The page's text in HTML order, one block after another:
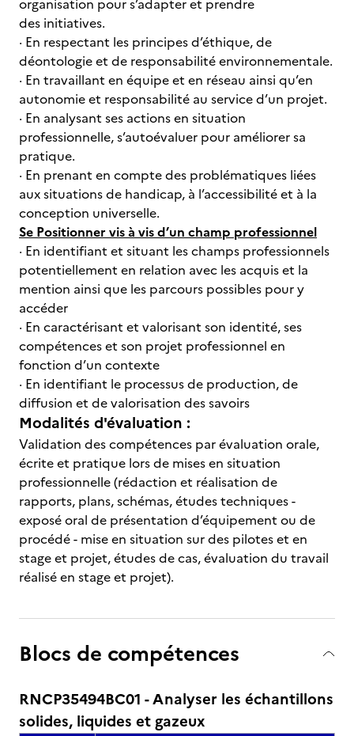
organisation pour s’adapter et prendre
des initiatives.
· En respectant les principes d’éthique, de
déontologie et de responsabilité environnementale.
· En travaillant en équipe et en réseau ainsi qu’en
autonomie et responsabilité au service d’un projet.
· En analysant ses actions en situation
professionnelle, s’autoévaluer pour améliorer sa
pratique.
· En prenant en compte des problématiques liées
aux situations de handicap, à l’accessibilité et à la
conception universelle.
Se Positionner vis à vis d’un champ professionnel
· En identifiant et situant les champs professionnels
potentiellement en relation avec les acquis et la
mention ainsi que les parcours possibles pour y
accéder
· En caractérisant et valorisant son identité, ses
compétences et son projet professionnel en
fonction d’un contexte
· En identifiant le processus de production, de
diffusion et de valorisation des savoirs
Modalités d'évaluation :
Validation des compétences par évaluation orale,
écrite et pratique lors de mises en situation
professionnelle (rédaction et réalisation de
rapports, plans, schémas, études techniques -
exposé oral de présentation d’équipement ou de
procédé - mise en situation sur des pilotes et en
stage et projet, études de cas, évaluation du travail
réalisé en stage et projet).
Blocs de compétences
RNCP35494BC01 - Analyser les échantillons
solides, liquides et gazeux